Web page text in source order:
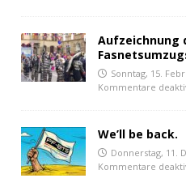
Aufzeichnung
Sonntag, 15.
Kommentare
We’ll be back.
Donnerstag, 11.
Kommentare